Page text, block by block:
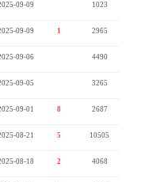
09-09 1023
09-09 1 2965
09-06 4490
09-05 3265
09-01 8 2687
08-21 5 10505
08-18 2 4068